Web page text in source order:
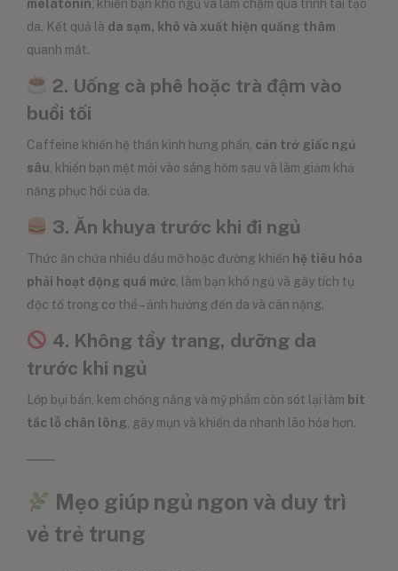
melatonin , khiến bạn khó ngủ và làm chậm quá trình tái tạo
da. Kết quả là da sạm, khô và xuất hiện quầng thâm
quanh mắt.
2. Uống cà phê hoặc trà đậm vào
buổi tối
Caffeine khiến hệ thần kinh hưng phấn, cản trở giấc ngủ
sâu , khiến bạn mệt mỏi vào sáng hôm sau và làm giảm khả
năng phục hồi của da.
3. Ăn khuya trước khi đi ngủ
Thức ăn chứa nhiều dầu mỡ hoặc đường khiến hệ tiêu hóa
phải hoạt động quá mức , làm bạn khó ngủ và gây tích tụ
độc tố trong cơ thể – ảnh hưởng đến da và cân nặng.
4. Không tẩy trang, dưỡng da
trước khi ngủ
Lớp bụi bẩn, kem chống nắng và mỹ phẩm còn sót lại làm bít
tắc lỗ chân lông , gây mụn và khiến da nhanh lão hóa hơn.
Mẹo giúp ngủ ngon và duy trì
vẻ trẻ trung